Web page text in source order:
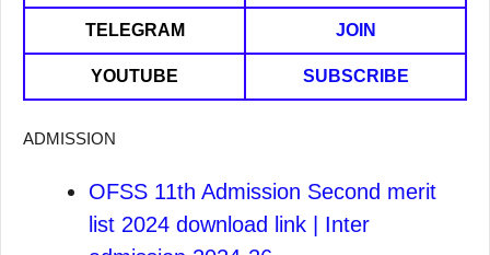
TELEGRAM JOIN
YOUTUBE SUBSCRIBE
ADMISSION
OFSS 11th Admission Second merit
list 2024 download link | Inter